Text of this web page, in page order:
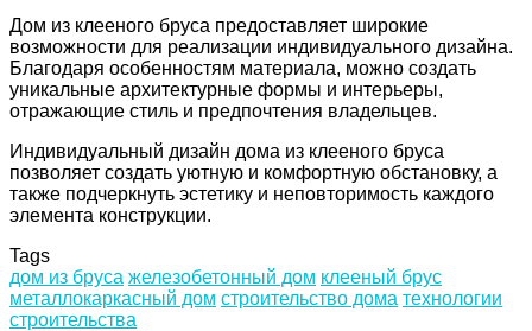
Дом из клееного бруса предоставляет широкие
возможности для реализации индивидуального дизайна.
Благодаря особенностям материала, можно создать
уникальные архитектурные формы и интерьеры,
отражающие стиль и предпочтения владельцев.
Индивидуальный дизайн дома из клееного бруса
позволяет создать уютную и комфортную обстановку, а
также подчеркнуть эстетику и неповторимость каждого
элемента конструкции.
Tags
дом из бруса железобетонный дом клееный брус
металлокаркасный дом строительство дома технологии
строительства